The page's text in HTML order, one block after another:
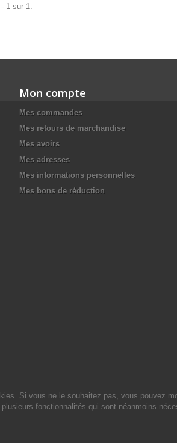
1 sur 1.
Mon compte
Mes commandes
Mes retours de marchandise
Mes avoirs
Mes adresses
Mes informations personnelles
Mes bons de réduction
Si vous ne le souhaitez pas, vous pouvez
fonctionnalités qui sont néanmoins